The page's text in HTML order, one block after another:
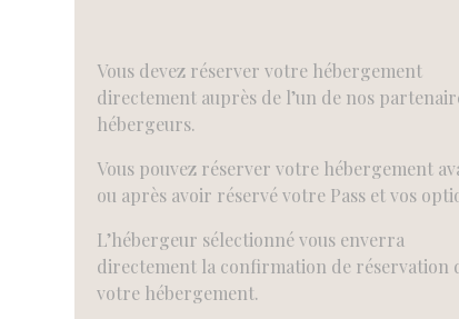
Vous devez réserver votre hébergement
directement auprès de l’un de nos
hébergeurs.
Vous pouvez réserver votre hébergement
ou après avoir réservé votre Pass et vos
L’hébergeur sélectionné vous enverra
directement la confirmation de réservation
votre hébergement.